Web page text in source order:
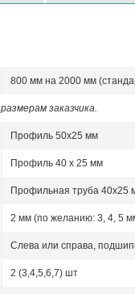
800 мм на 2000 мм
заказчика.
Профиль 50x25 мм
Профиль 40 x 25 мм
Профильная труба 40х25
2 мм (по желанию: 3, 4, 5
Слева или справа,
2 (3,4,5,6,7) шт